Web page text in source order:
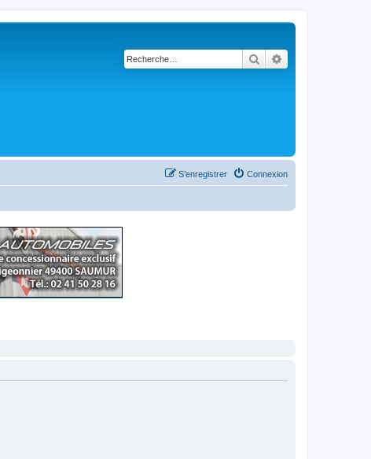
Rechercher
Connexion
S’enregistrer